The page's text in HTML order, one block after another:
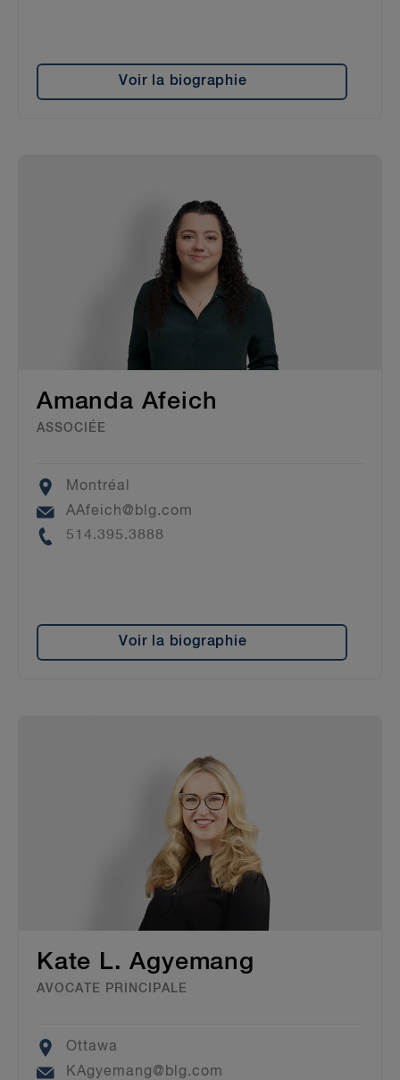
Voir la biographie
Amanda Afeich
ASSOCIÉE
Location
Montréal
Email
AAfeich@blg.com
Phone
514.395.3888
Voir la biographie
Kate L. Agyemang
AVOCATE PRINCIPALE
Location
Ottawa
Email
KAgyemang@blg.com